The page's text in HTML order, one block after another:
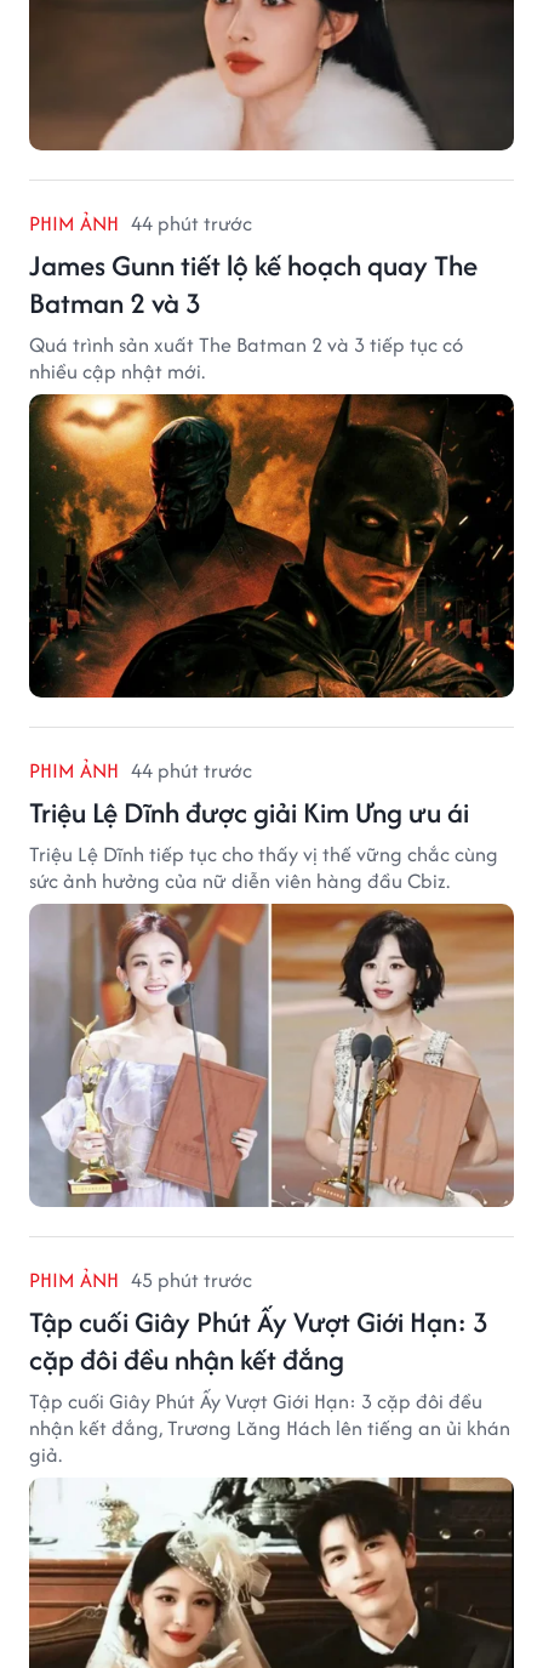
PHIM ẢNH 44 phút trước
James Gunn tiết lộ kế hoạch quay The
Batman 2 và 3
Quá trình sản xuất The Batman 2 và 3 tiếp tục có
nhiều cập nhật mới.
PHIM ẢNH 44 phút trước
Triệu Lệ Dĩnh được giải Kim Ưng ưu ái
Triệu Lệ Dĩnh tiếp tục cho thấy vị thế vững chắc cùng
sức ảnh hưởng của nữ diễn viên hàng đầu Cbiz.
PHIM ẢNH 45 phút trước
Tập cuối Giây Phút Ấy Vượt Giới Hạn: 3
cặp đôi đều nhận kết đắng
Tập cuối Giây Phút Ấy Vượt Giới Hạn: 3 cặp đôi đều
nhận kết đắng, Trương Lăng Hách lên tiếng an ủi khán
giả.